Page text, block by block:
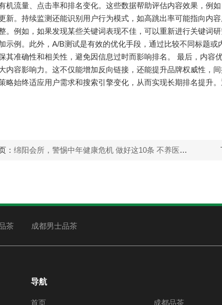
机流量、点击率和排名变化。这些数据帮助评估内容效果，例
新。持续监测还能识别用户行为模式，如高跳出率可能指向内
。例如，如果发现某些关键词表现不佳，可以重新进行关键词
示例。此外，A/B测试是有效的优化手段，通过比较不同标题
其准确性和相关性，避免因信息过时而影响排名。 最后，内容
内容影响力。这不仅能增加反向链接，还能提升品牌权威性，
略始终适应用户需求和搜索引擎变化，从而实现长期排名提升
： 绵阳会所，警惕中年健康危机 做好这10条 不养医生只养福气
茶 成都男士品茶
导航
首页 成都品茶